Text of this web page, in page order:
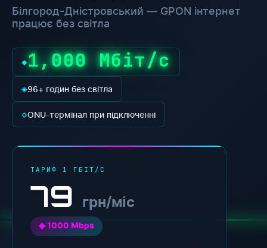
Білгород-Дністровський — GPON інтернет
працює без світла
◆1,000 Мбіт/с
◈96+ годин без світла
◇ONU-термінал при підключенні
ТАРИФ 1 ГБІТ/С
79 грн/міс
◈ 1000 Mbps